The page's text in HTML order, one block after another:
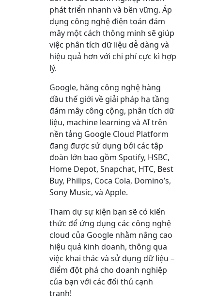
phát triển nhanh và bền vững. Áp
dụng công nghệ điện toán đám
mây một cách thông minh sẽ giúp
việc phân tích dữ liệu dễ dàng và
hiệu quả hơn với chi phí cực kì hợp
lý.
Google, hãng công nghệ hàng
đầu thế giới về giải pháp hạ tầng
đám mây công cộng, phân tích dữ
liệu, machine learning và AI trên
nền tảng Google Cloud Platform
đang được sử dụng bởi các tập
đoàn lớn bao gồm Spotify, HSBC,
Home Depot, Snapchat, HTC, Best
Buy, Philips, Coca Cola, Domino’s,
Sony Music, và Apple.
Tham dự sự kiện bạn sẽ có kiến
thức để ứng dụng các công nghệ
cloud của Google nhằm nâng cao
hiệu quả kinh doanh, thông qua
việc khai thác và sử dụng dữ liệu –
điểm đột phá cho doanh nghiệp
của bạn với các đối thủ cạnh
tranh!